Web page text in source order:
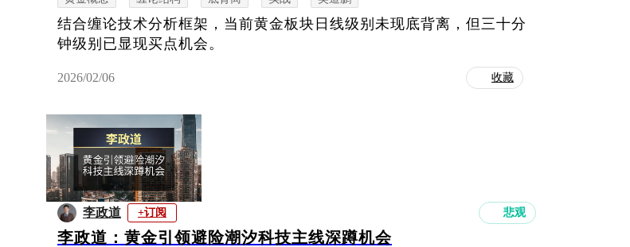
结合缠论技术分析框架，当前黄金板块日线级别未现底背离，但三十分
钟级别已显现买点机会。
2026/02/06 收藏
李政道 +订阅 悲观
李政道：黄金引领避险潮汐科技主线深蹲机会